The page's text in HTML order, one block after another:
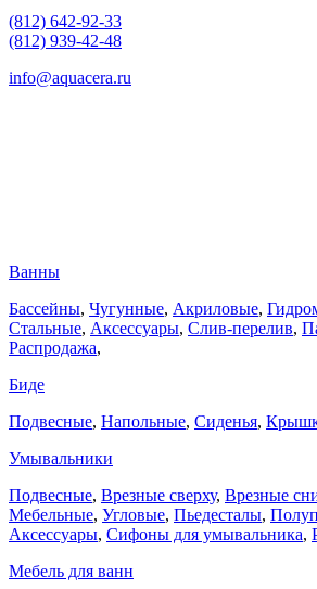
(812) 642-92-33
(812) 939-42-48
info@aquacera.ru
Ванны
Бассейны, Чугунные, Акриловые,
Стальные, Аксессуары, Слив-перелив,
Распродажа,
Биде
Подвесные, Напольные, Сиденья,
Умывальники
Подвесные, Врезные сверху, Врезные
Мебельные, Угловые, Пьедесталы,
Аксессуары, Сифоны для умывальника,
Мебель для ванн